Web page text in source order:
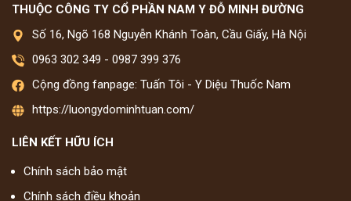
THUỘC CÔNG TY CỔ PHẦN NAM Y ĐỖ MINH ĐƯỜNG
Số 16, Ngõ 168 Nguyễn Khánh Toàn, Cầu Giấy, Hà Nội
0963 302 349 - 0987 399 376
Cộng đồng fanpage: Tuấn Tôi - Y Diệu Thuốc Nam
https://luongydominhtuan.com/
LIÊN KẾT HỮU ÍCH
Chính sách bảo mật
Chính sách điều khoản